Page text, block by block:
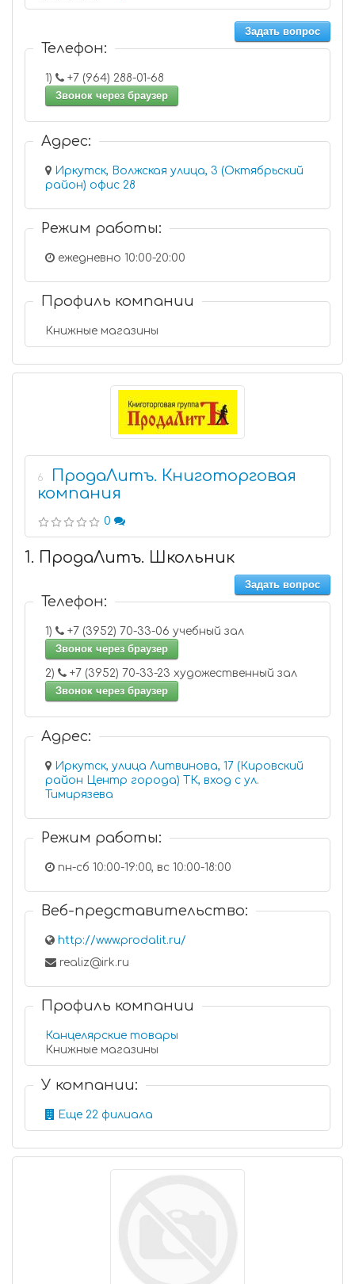
Задать вопрос
Телефон:
1)
+7 (964) 288-01-68
Звонок через браузер
Адрес:
Иркутск, Волжская улица, 3 (Октябрьский
район) офис 28
Режим работы:
ежедневно 10:00-20:00
Профиль компании
Книжные магазины
6
ПродаЛитъ. Книготорговая
компания
0
1. ПродаЛитъ. Школьник
Задать вопрос
Телефон:
1)
+7 (3952) 70-33-06 учебный зал
Звонок через браузер
2)
+7 (3952) 70-33-23 художественный зал
Звонок через браузер
Адрес:
Иркутск, улица Литвинова, 17 (Кировский
район Центр города) ТК, вход с ул.
Тимирязева
Режим работы:
пн-сб 10:00-19:00, вс 10:00-18:00
Веб-представительство:
http://www.prodalit.ru/
realiz@irk.ru
Профиль компании
Канцелярские товары
Книжные магазины
У компании:
Еще 22 филиала